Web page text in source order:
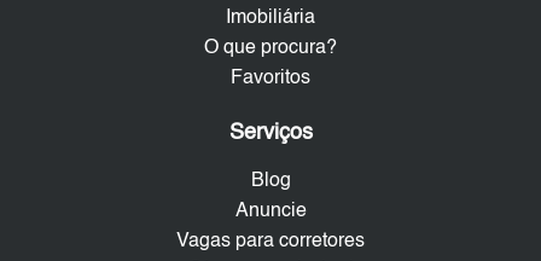
Imobiliária
O que procura?
Favoritos
Serviços
Blog
Anuncie
Vagas para corretores